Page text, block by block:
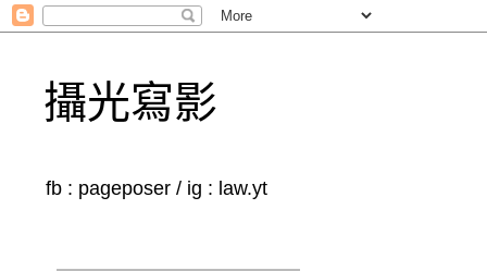
攝光寫影
fb : pageposer / ig : law.yt